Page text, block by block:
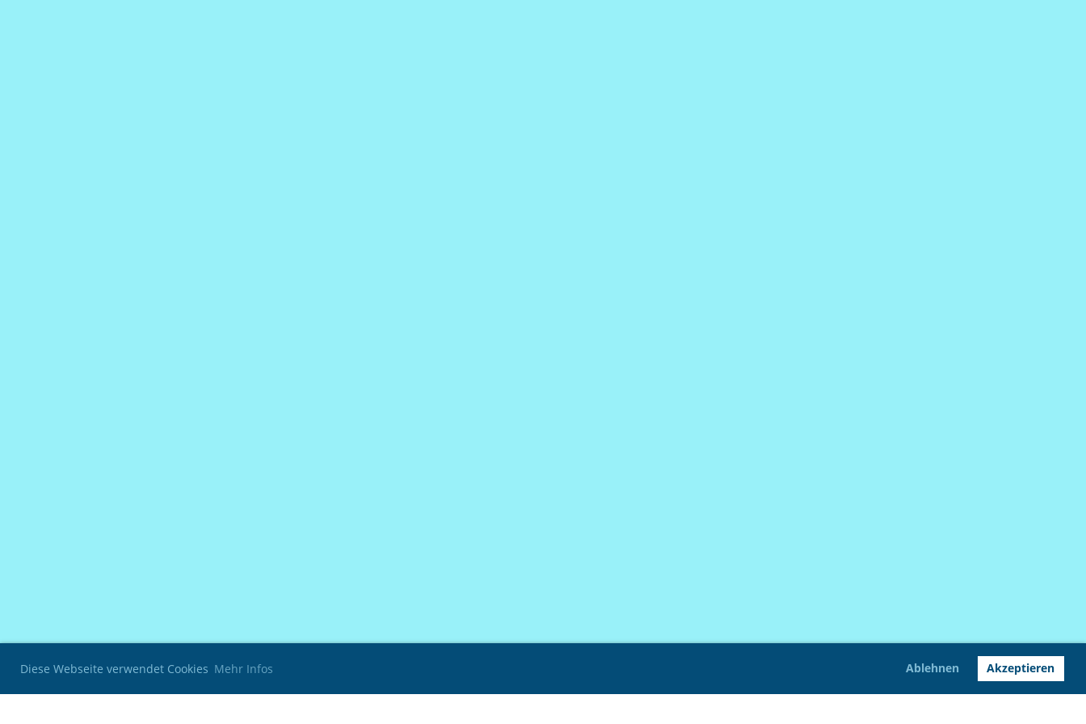
Diese Webseite verwendet Cookies Mehr Infos Ablehnen Akzeptieren